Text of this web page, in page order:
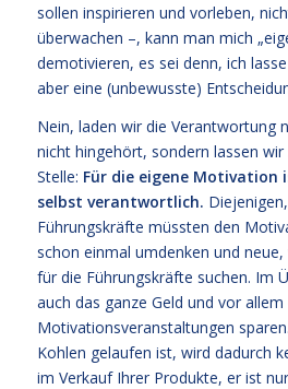
sollen inspirieren und vorleben,
überwachen –, kann man mich
demotivieren, es sei denn, ich
aber eine (unbewusste)
Nein, laden wir die Verantwortung
nicht hingehört, sondern lassen
Stelle: Für die eigene Motivation
selbst verantwortlich.
Führungskräfte müssten den
schon einmal umdenken und
für die Führungskräfte suchen. Im
auch das ganze Geld und vor
Motivationsveranstaltungen
Kohlen gelaufen ist, wird dadurch
im Verkauf Ihrer Produkte, er ist